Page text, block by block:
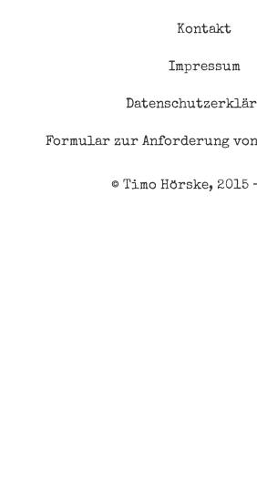
Kontakt
Impressum
Formular zur Anforderung
© Timo Hörske, 2015